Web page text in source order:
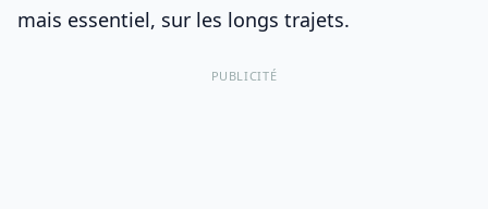
mais essentiel, sur les longs trajets.
PUBLICITÉ